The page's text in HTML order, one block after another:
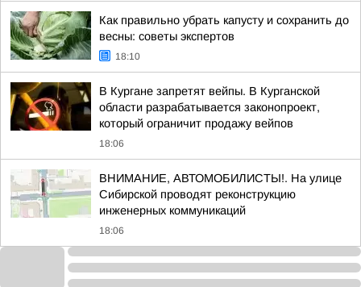
Как правильно убрать капусту и сохранить до
весны: советы экспертов
18:10
В Кургане запретят вейпы. В Курганской
области разрабатывается законопроект,
который ограничит продажу вейпов
18:06
ВНИМАНИЕ, АВТОМОБИЛИСТЫ!. На улице
Сибирской проводят реконструкцию
инженерных коммуникаций
18:06